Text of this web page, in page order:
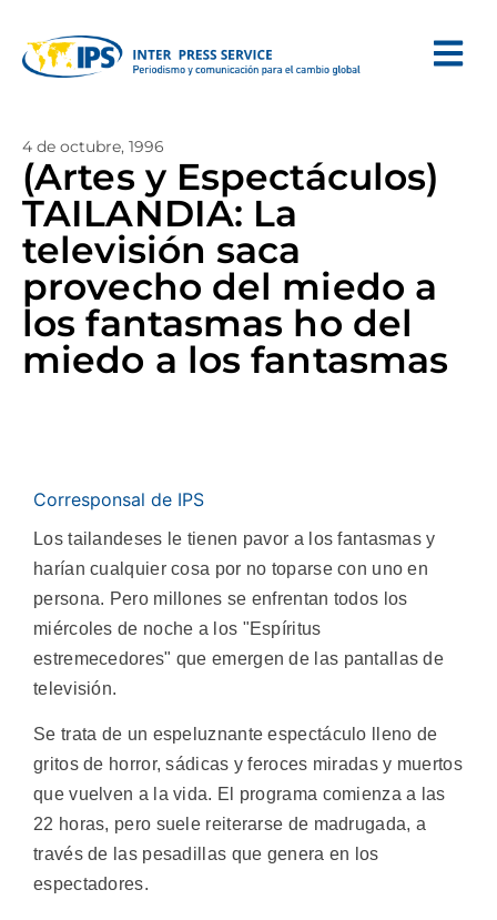
4 de octubre, 1996
(Artes y Espectáculos)
TAILANDIA: La
televisión saca
provecho del miedo a
los fantasmas ho del
miedo a los fantasmas
Corresponsal de IPS
Los tailandeses le tienen pavor a los fantasmas y
harían cualquier cosa por no toparse con uno en
persona. Pero millones se enfrentan todos los
miércoles de noche a los "Espíritus
estremecedores" que emergen de las pantallas de
televisión.
Se trata de un espeluznante espectáculo lleno de
gritos de horror, sádicas y feroces miradas y muertos
que vuelven a la vida. El programa comienza a las
22 horas, pero suele reiterarse de madrugada, a
través de las pesadillas que genera en los
espectadores.